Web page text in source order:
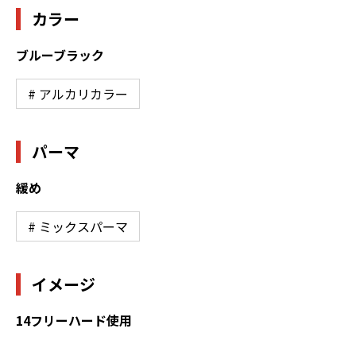
カラー
ブルーブラック
# アルカリカラー
パーマ
緩め
# ミックスパーマ
イメージ
14フリーハード使用